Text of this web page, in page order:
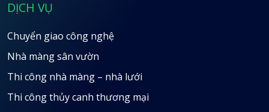
DỊCH VỤ
Chuyển giao công nghệ
Nhà màng sân vườn
Thi công nhà màng – nhà lưới
Thi công thủy canh thương mại